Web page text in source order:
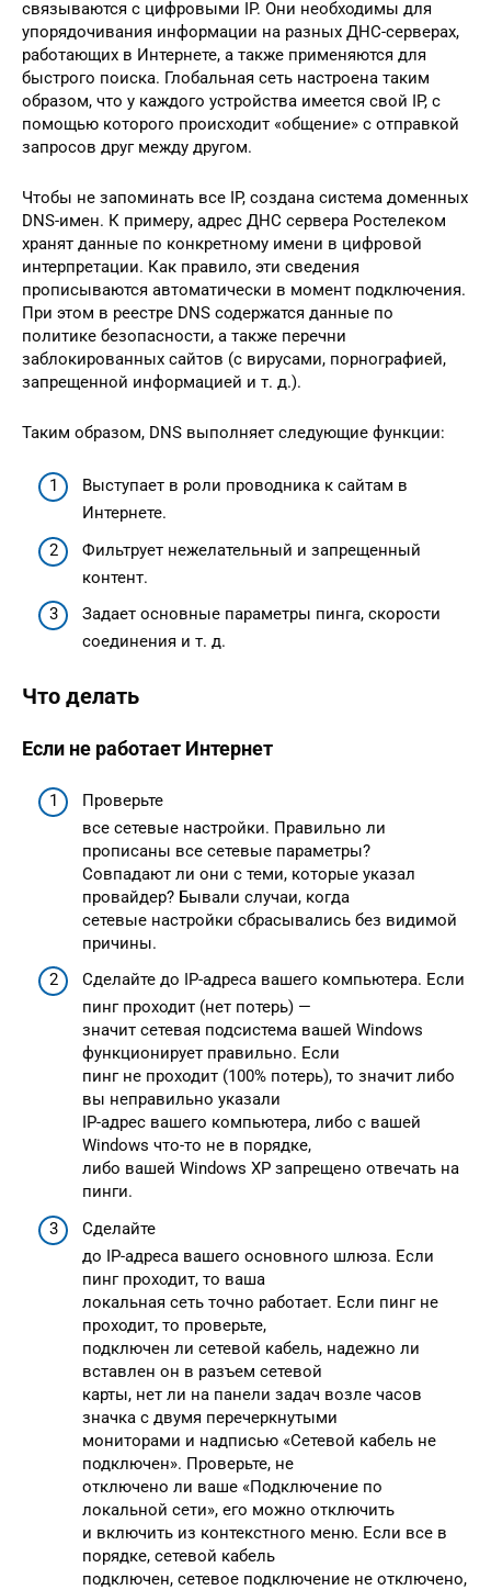
связываются с цифровыми IP. Они необходимы для
упорядочивания информации на разных ДНС-серверах,
работающих в Интернете, а также применяются для
быстрого поиска. Глобальная сеть настроена таким
образом, что у каждого устройства имеется свой IP, с
помощью которого происходит «общение» с отправкой
запросов друг между другом.
Чтобы не запоминать все IP, создана система доменных
DNS-имен. К примеру, адрес ДНС сервера Ростелеком
хранят данные по конкретному имени в цифровой
интерпретации. Как правило, эти сведения
прописываются автоматически в момент подключения.
При этом в реестре DNS содержатся данные по
политике безопасности, а также перечни
заблокированных сайтов (с вирусами, порнографией,
запрещенной информацией и т. д.).
Таким образом, DNS выполняет следующие функции:
Выступает в роли проводника к сайтам в
Интернете.
Фильтрует нежелательный и запрещенный
контент.
Задает основные параметры пинга, скорости
соединения и т. д.
Что делать
Если не работает Интернет
Проверьте
все сетевые настройки. Правильно ли
прописаны все сетевые параметры?
Совпадают ли они с теми, которые указал
провайдер? Бывали случаи, когда
сетевые настройки сбрасывались без видимой
причины.
Сделайте до IP-адреса вашего компьютера. Если
пинг проходит (нет потерь) —
значит сетевая подсистема вашей Windows
функционирует правильно. Если
пинг не проходит (100% потерь), то значит либо
вы неправильно указали
IP-адрес вашего компьютера, либо с вашей
Windows что-то не в порядке,
либо вашей Windows XP запрещено отвечать на
пинги.
Сделайте
до IP-адреса вашего основного шлюза. Если
пинг проходит, то ваша
локальная сеть точно работает. Если пинг не
проходит, то проверьте,
подключен ли сетевой кабель, надежно ли
вставлен он в разъем сетевой
карты, нет ли на панели задач возле часов
значка с двумя перечеркнутыми
мониторами и надписью «Сетевой кабель не
подключен». Проверьте, не
отключено ли ваше «Подключение по
локальной сети», его можно отключить
и включить из контекстного меню. Если все в
порядке, сетевой кабель
подключен, сетевое подключение не отключено,